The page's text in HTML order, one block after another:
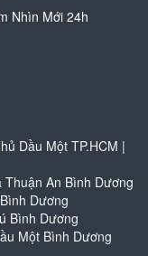
Nhìn Mới 24h
Dầu Một TP.HCM |
An Bình Dương
Dương
Bình Dương
Một Bình Dương